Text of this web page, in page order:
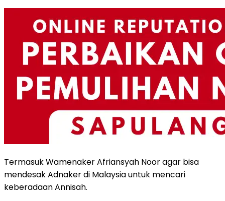
Termasuk Wamenaker Afriansyah Noor agar bisa
mendesak Adnaker di Malaysia untuk mencari
keberadaan Annisah.